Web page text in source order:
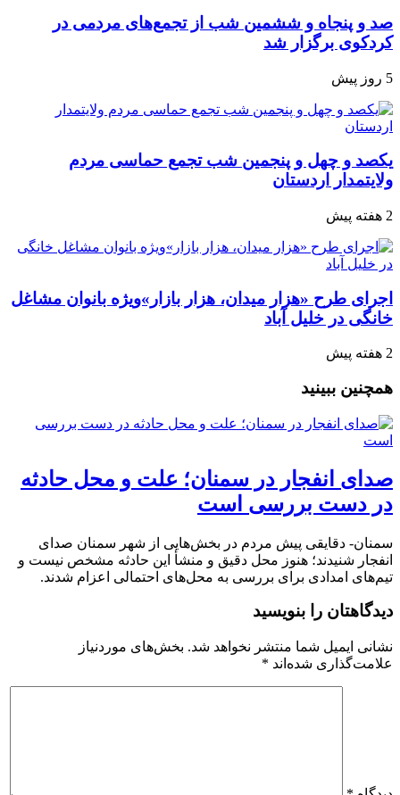
صد و پنجاه‌ و ششمین شب از تجمع‌های مردمی در
کردکوی برگزار شد
5 روز پیش
یکصد و چهل و پنجمین شب تجمع‌ حماسی مردم‌
ولایتمدار اردستان
2 هفته پیش
اجرای طرح «هزار میدان، هزار بازار»ویژه بانوان مشاغل
خانگی در خلیل آباد
2 هفته پیش
همچنین ببینید
صدای انفجار در سمنان؛ علت و محل حادثه
در دست بررسی است
سمنان- دقایقی پیش مردم در بخش‌هایی از شهر سمنان صدای
انفجار شنیدند؛ هنوز محل دقیق و منشأ این حادثه مشخص نیست و
تیم‌های امدادی برای بررسی به محل‌های احتمالی اعزام شدند.
دیدگاهتان را بنویسید
نشانی ایمیل شما منتشر نخواهد شد. بخش‌های موردنیاز
علامت‌گذاری شده‌اند *